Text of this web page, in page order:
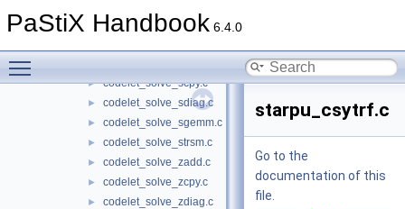
PaStiX Handbook 6.4.0
codelet_solve_dgemm.c
► codelet_solve_scpy.c
► codelet_solve_sdiag.c
► codelet_solve_sgemm.c
► codelet_solve_strsm.c
► codelet_solve_zadd.c
► codelet_solve_zcpy.c
► codelet_solve_zdiag.c
starpu_csytrf.c
Go to the
documentation of this
file.